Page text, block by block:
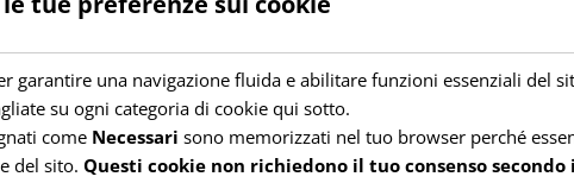
garantire una navigazione fluida e abilitare funzioni essenziali del
su ogni categoria di cookie qui sotto.
come Necessari sono memorizzati nel tuo browser perché
del sito. Questi cookie non richiedono il tuo consenso secondo